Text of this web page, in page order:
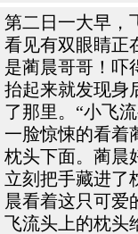
第二日一大早，
看见有双眼睛正
是蔺晨哥哥！吓
抬起来就发现身
了那里。“小飞
一脸惊悚的看着
枕头下面。蔺晨
立刻把手藏进了
晨看着这只可爱
飞流头上的枕头